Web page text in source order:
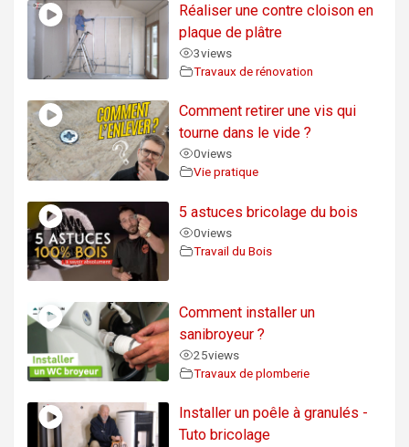
Réaliser une contre cloison en
plaque de plâtre
3views
Travaux de rénovation
Comment retirer une vis qui
tourne dans le vide ?
0views
Vie pratique
5 astuces bricolage du bois
0views
Travail du Bois
Comment installer un
sanibroyeur ?
25views
Travaux de plomberie
Installer un poêle à granulés -
Tuto bricolage